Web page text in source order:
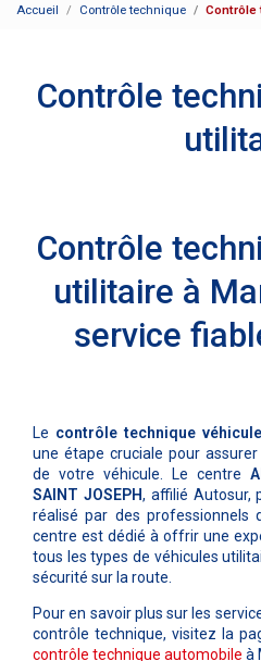
Accueil Contrôle technique Contrôle
Contrôle
Contrôle
utilitaire à
service
Le contrôle technique
une étape cruciale pour
de votre véhicule. Le centre
SAINT JOSEPH, affilié Autosur,
réalisé par des professionnels
centre est dédié à offrir une
tous les types de véhicules
sécurité sur la route.
Pour en savoir plus sur les
contrôle technique, visitez la
contrôle technique automobile à